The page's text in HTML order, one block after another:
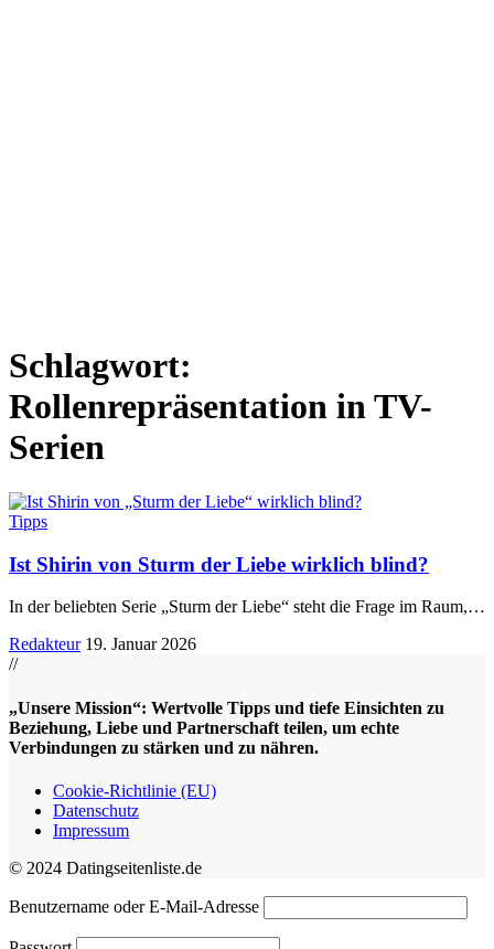
Schlagwort:
Rollenrepräsentation in TV-
Serien
Tipps
Ist Shirin von Sturm der Liebe wirklich blind?
In der beliebten Serie „Sturm der Liebe“ steht die Frage im Raum,…
Redakteur 19. Januar 2026
//
„Unsere Mission“: Wertvolle Tipps und tiefe Einsichten zu
Beziehung, Liebe und Partnerschaft teilen, um echte
Verbindungen zu stärken und zu nähren.
Cookie-Richtlinie (EU)
Datenschutz
Impressum
© 2024 Datingseitenliste.de
Benutzername oder E-Mail-Adresse